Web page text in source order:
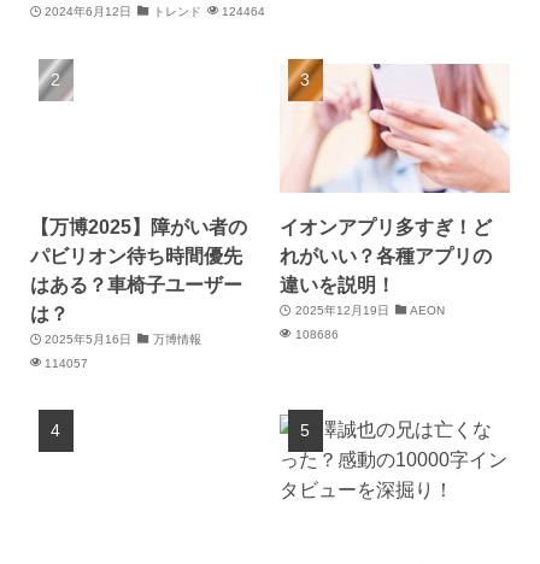
2024年6月12日 トレンド 124464
【万博2025】障がい者の
パビリオン待ち時間優先
はある？車椅子ユーザー
は？
2025年5月16日
万博情報
114057
イオンアプリ多すぎ！ど
れがいい？各種アプリの
違いを説明！
2025年12月19日
AEON
108686